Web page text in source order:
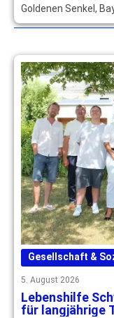
Goldenen Senkel,
Gesellschaft &
5. August 2026
Lebenshilfe
für langjährige